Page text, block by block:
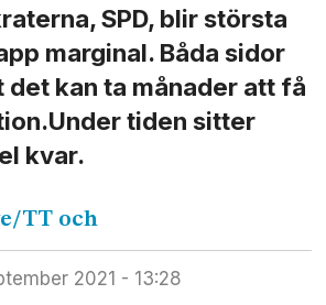
SPD, blir största
marginal. Båda sidor
kan ta månader att få
tiden sitter
kvar.
TT och
2021 - 13:28